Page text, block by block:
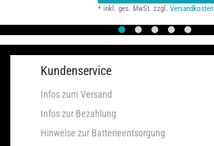
*inkl. ges. MwSt. zzgl.Versandkosten
Kundenservice
Infos zum Versand
Infos zur Bezahlung
Hinweise zur Batterieentsorgung